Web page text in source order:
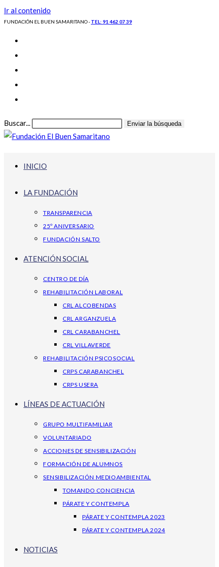
Ir al contenido
FUNDACIÓN EL BUEN SAMARITANO - TEL: 91 462 07 39
Buscar... Enviar la búsqueda
INICIO
LA FUNDACIÓN
TRANSPARENCIA
25º ANIVERSARIO
FUNDACIÓN SALTO
ATENCIÓN SOCIAL
CENTRO DE DÍA
REHABILITACIÓN LABORAL
CRL ALCOBENDAS
CRL ARGANZUELA
CRL CARABANCHEL
CRL VILLAVERDE
REHABILITACIÓN PSICOSOCIAL
CRPS CARABANCHEL
CRPS USERA
LÍNEAS DE ACTUACIÓN
GRUPO MULTIFAMILIAR
VOLUNTARIADO
ACCIONES DE SENSIBILIZACIÓN
FORMACIÓN DE ALUMNOS
SENSIBILIZACIÓN MEDIOAMBIENTAL
TOMANDO CONCIENCIA
PÁRATE Y CONTEMPLA
PÁRATE Y CONTEMPLA 2023
PÁRATE Y CONTEMPLA 2024
NOTICIAS